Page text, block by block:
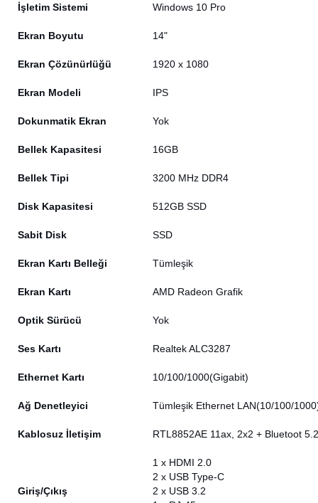
İşletim Sistemi Windows 10 Pro
Ekran Boyutu 14"
Ekran Çözünürlüğü 1920 x 1080
Ekran Modeli IPS
Dokunmatik Ekran Yok
Bellek Kapasitesi 16GB
Bellek Tipi 3200 MHz DDR4
Disk Kapasitesi 512GB SSD
Sabit Disk SSD
Ekran Kartı Belleği Tümleşik
Ekran Kartı AMD Radeon Grafik
Optik Sürücü Yok
Ses Kartı Realtek ALC3287
Ethernet Kartı 10/100/1000(Gigabit)
Ağ Denetleyici Tümleşik Ethernet LAN(10/100/
Kablosuz İletişim RTL8852AE 11ax, 2x2 + Bluetoot 5.2
Giriş/Çıkış
1 x HDMI 2.0
2 x USB Type-C
2 x USB 3.2